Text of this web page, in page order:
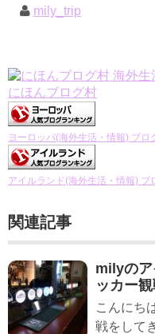
mily_trip
にほんブログ村
ヨーロッパ(海外生活・情報) ブロ
アイルランド(海外生活・情報) ブ
関連記事
milyのア
ッカー
こんにち
戦をして